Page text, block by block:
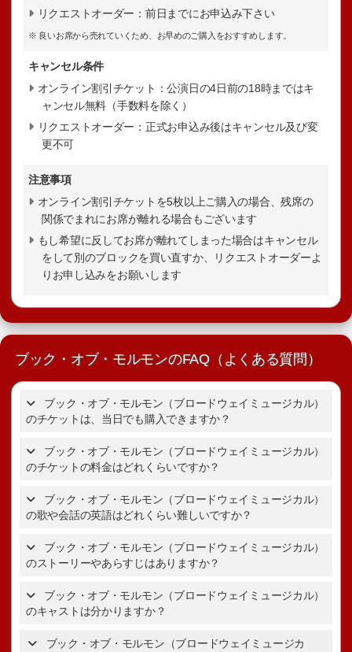
リクエストオーダー：前日までにお申込み下さい
※ 良いお席から売れていくため、お早めのご購入をおすすめします。
キャンセル条件
オンライン割引チケット：公演日の4日前の18時まではキ
ャンセル無料（手数料を除く）
リクエストオーダー：正式お申込み後はキャンセル及び変
更不可
注意事項
オンライン割引チケットを5枚以上ご購入の場合、残席の
関係でまれにお席が離れる場合もございます
もし希望に反してお席が離れてしまった場合はキャンセル
をして別のブロックを買い直すか、リクエストオーダーよ
りお申し込みをお願いします
ブック・オブ・モルモンのFAQ（よくある質問）
ブック・オブ・モルモン（ブロードウェイミュージカル）
のチケットは、当日でも購入できますか？
ブック・オブ・モルモンのチケ
ブック・オブ・モルモン（ブロードウェイミュージカル）
のチケットの料金はどれくらいですか？
ブック・オブ・モルモン（ブロードウェイミュージカル）
の歌や会話の英語はどれくらい難しいですか？
ブック・オブ・モルモン（ブロードウェイミュージカル）
のストーリーやあらすじはありますか？
ブック・オブ・モルモンのあらすじ・
ブック・オブ・モルモン（ブロードウェイミュージカル）
のキャストは分かりますか？
ブック・オブ・モルモン（ブロードウェイミュージカ